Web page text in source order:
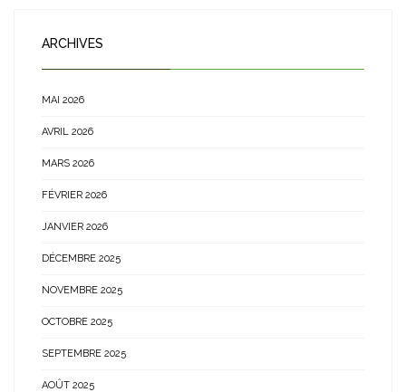
ARCHIVES
MAI 2026
AVRIL 2026
MARS 2026
FÉVRIER 2026
JANVIER 2026
DÉCEMBRE 2025
NOVEMBRE 2025
OCTOBRE 2025
SEPTEMBRE 2025
AOÛT 2025